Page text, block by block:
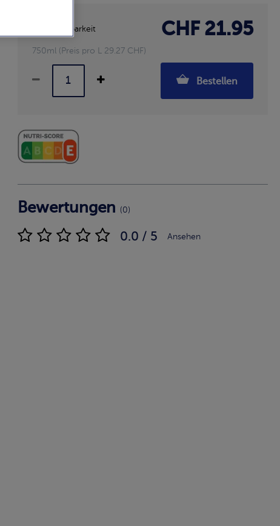
Verfügbarkeit CHF 21.95
750ml (Preis pro L 29.27 CHF)
Bestellen
Bewertungen (0)
0.0 / 5 Ansehen